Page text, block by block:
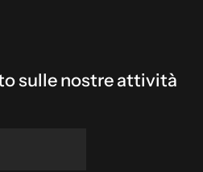
sulle nostre attività